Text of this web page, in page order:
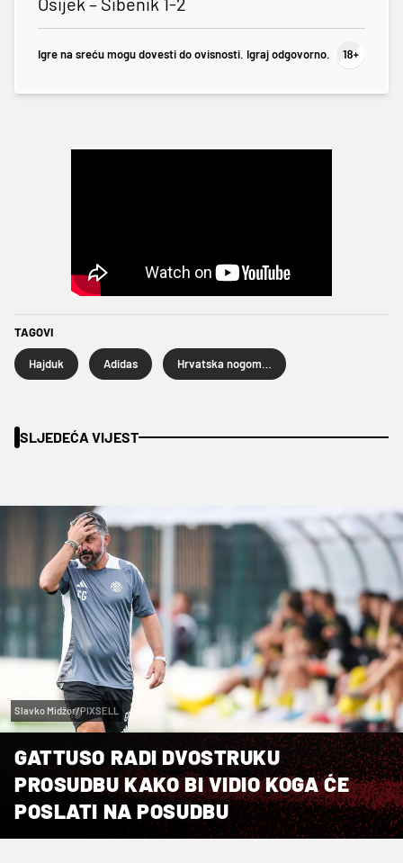
Igre na sreću mogu dovesti do ovisnosti. Igraj odgovorno.
TAGOVI
Hajduk Adidas
SLJEDEĆA VIJEST
Slavko Midžor/PIXSELL
GATTUSO RADI DVOSTRUKU
PROSUDBU KAKO BI VIDIO KOGA ĆE
POSLATI NA POSUDBU